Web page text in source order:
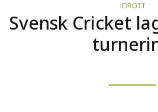
IDROTT
Svensk Cricket